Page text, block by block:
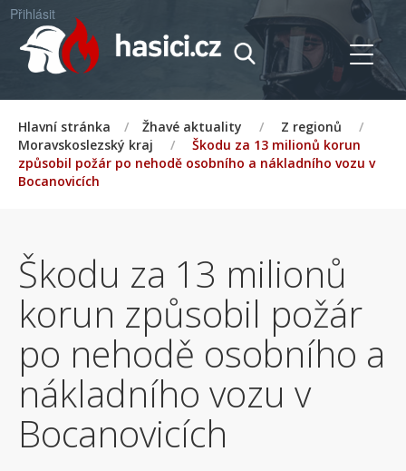
Přihlásit
Hlavní stránka / Žhavé aktuality / Z regionů
/
Moravskoslezský kraj
/
Škodu za 13 milionů korun
způsobil požár po nehodě osobního a nákladního vozu v
Bocanovicích
Škodu za 13 milionů
korun způsobil požár
po nehodě osobního a
nákladního vozu v
Bocanovicích